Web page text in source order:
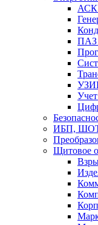
ПАЗ
ИБП,
Щитовое